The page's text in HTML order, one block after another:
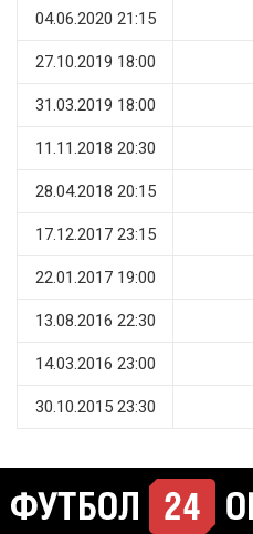
04.06.2020 21:15
27.10.2019 18:00
31.03.2019 18:00
11.11.2018 20:30
28.04.2018 20:15
17.12.2017 23:15
22.01.2017 19:00
13.08.2016 22:30
14.03.2016 23:00
30.10.2015 23:30